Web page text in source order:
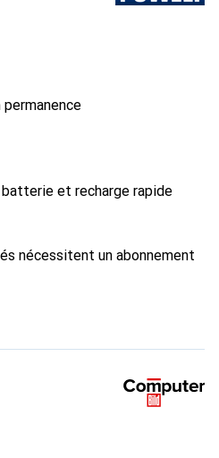
permanence
et recharge rapide
nécessitent un abonnement